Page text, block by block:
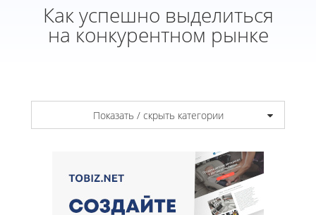
Как успешно выделиться
на конкурентном рынке
Показать / скрыть категории